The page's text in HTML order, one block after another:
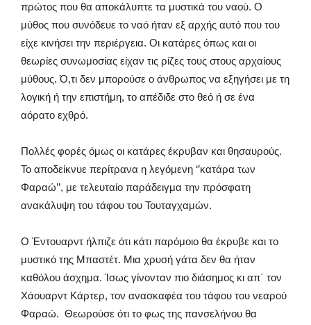
πρώτος που θα αποκάλυπτε τα μυστικά του ναού. Ο
μύθος που συνόδευε το ναό ήταν εξ αρχής αυτό που του
είχε κινήσει την περιέργεια. Οι κατάρες όπως και οι
θεωρίες συνωμοσίας είχαν τις ρίζες τους στους αρχαίους
μύθους. Ό,τι δεν μπορούσε ο άνθρωπος να εξηγήσει με τη
λογική ή την επιστήμη, το απέδιδε στο θεό ή σε ένα
αόρατο εχθρό.
Πολλές φορές όμως οι κατάρες έκρυβαν και θησαυρούς.
Το αποδείκνυε περίτρανα η λεγόμενη ‘’κατάρα των
Φαραώ’’, με τελευταίο παράδειγμα την πρόσφατη
ανακάλυψη του τάφου του Τουταγχαμών.
Ο Έντουαρντ ήλπιζε ότι κάτι παρόμοιο θα έκρυβε και το
μυστικό της Μπαστέτ. Μια χρυσή γάτα δεν θα ήταν
καθόλου άσχημα. Ίσως γίνονταν πιο διάσημος κι απ΄ τον
Χάουαρντ Κάρτερ, τον ανασκαφέα του τάφου του νεαρού
Φαραώ. Θεωρούσε ότι το φως της πανσελήνου θα